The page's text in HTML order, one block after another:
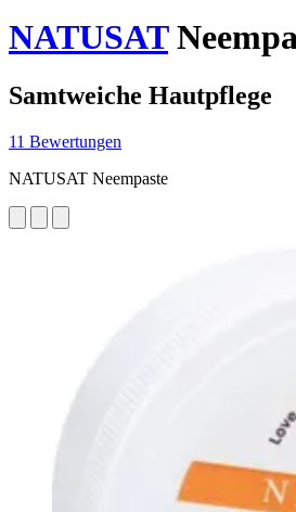
NATUSAT
Samtweiche Hautpflege
11 Bewertungen
NATUSAT Neempaste